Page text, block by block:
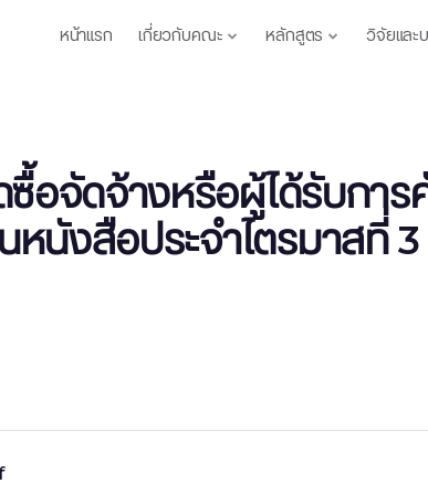
หน้าแรก เกี่ยวกับคณะ หลักสูตร วิจัยและ
อจัดจ้างหรือผู้ได้รับกา
งสือประจำไตรมาสที่